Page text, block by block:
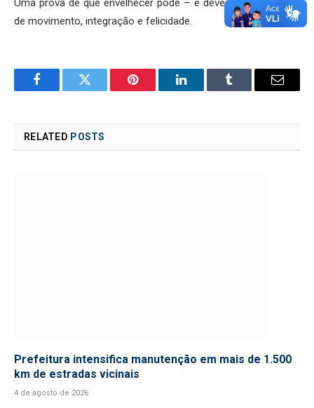
Uma prova de que envelhecer pode – e deve – ser sinônimo
de movimento, integração e felicidade.
FacebookTwitter Pinterest LinkedInTumblr Email
RELATED POSTS
Prefeitura intensifica manutenção em mais de 1.500
km de estradas vicinais
4 de agosto de 2026